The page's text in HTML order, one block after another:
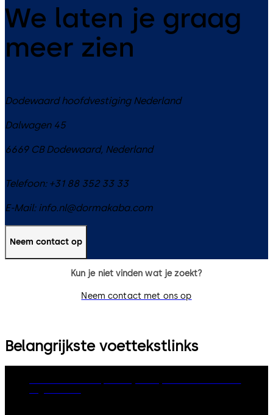
We laten je graag
meer zien
Dodewaard hoofdvestiging Nederland
Dalwagen 45
6669 CBDodewaard, Nederland
Telefoon: +31 88 352 33 33
E-Mail: info.nl@dormakaba.com
Neem contact op
Kun je niet vinden wat je zoekt?
Neem contact met ons op
Belangrijkste voettekstlinks